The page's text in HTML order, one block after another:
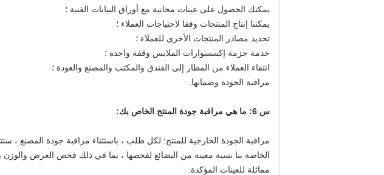
يمكنك الحصول على عينات مجانية مع أوراق البيانات الفنية ؛
يمكننا إنتاج المنتجات وفقا لاحتياجات العملاء ؛
تحديد مصادر المنتجات الأخرى للعملاء ؛
خدمة حزمة إكسسوارات الملابس وقفة واحدة ؛
انتقاء العملاء من المطار إلى الفندق والمكتب والمصنع والعودة ؛
مراقبة الجودة وضمانها.
س 6: ما هي مراقبة جودة المنتج الخاص بك:
مراقبة الجودة الخارجية للمنتج: لكل طلب ، باستثناء مراقبة جودة المصنع ،
الخاصة بنا نسبة معينة من البضائع لفحصها ، بما في ذلك فحص العرض والوزن
مماثلة للعينات المؤكدة.